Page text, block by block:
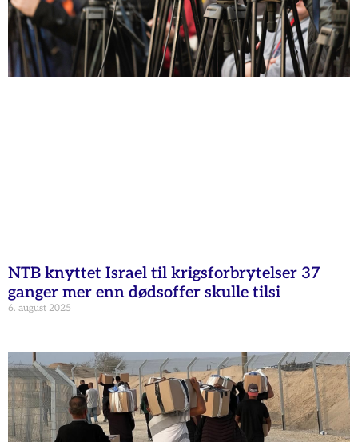
NTB knyttet Israel til krigsforbrytelser 37
ganger mer enn dødsoffer skulle tilsi
6. august 2025